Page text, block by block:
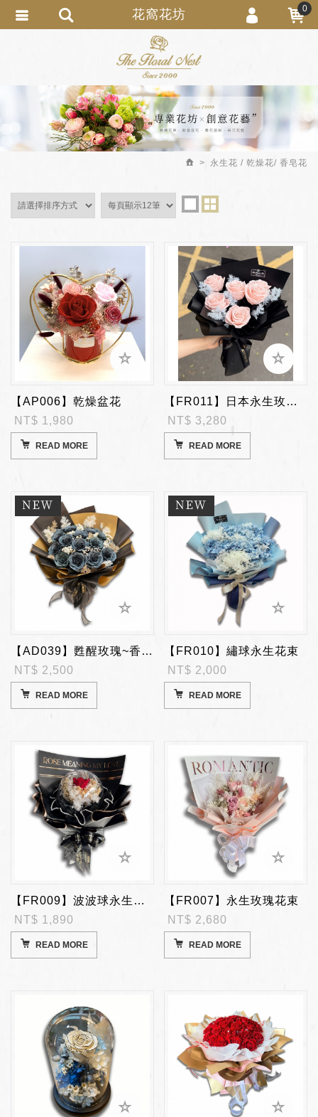
永生花 / 乾燥花/ 香皂花
【AP006】乾燥盆花
NT$ 1,980
READ MORE
【FR011】日本永生玫瑰花束
NT$ 3,280
READ MORE
【AD039】甦醒玫瑰~香皂花束
NT$ 2,500
READ MORE
【FR010】繡球永生花束
NT$ 2,000
READ MORE
【FR009】波波球永生玫瑰花/附LED燈
NT$ 1,890
READ MORE
【FR007】永生玫瑰花束
NT$ 2,680
READ MORE
花窩花坊 0
會員登入
會員註冊
忘記密碼
訂單查詢
追蹤清單
繁體中文